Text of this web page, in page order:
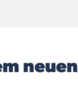
neuen